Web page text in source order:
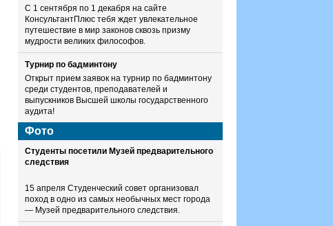
С 1 сентября по 1 декабря на сайте
КонсультантПлюс тебя ждет увлекательное
путешествие в мир законов сквозь призму
мудрости великих философов.
Турнир по бадминтону
Открыт прием заявок на турнир по бадминтону
среди студентов, преподавателей и
выпускников Высшей школы государственного
аудита!
Фото
Студенты посетили Музей предварительного
следствия
15 апреля Студенческий совет организовал
поход в одно из самых необычных мест города
— Музей предварительного следствия.